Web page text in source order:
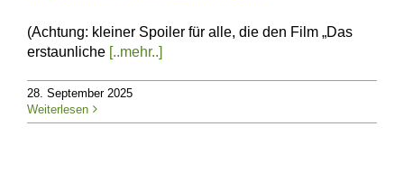
(Achtung: kleiner Spoiler für alle, die den Film „Das
erstaunliche [..mehr..]
28. September 2025
Weiterlesen